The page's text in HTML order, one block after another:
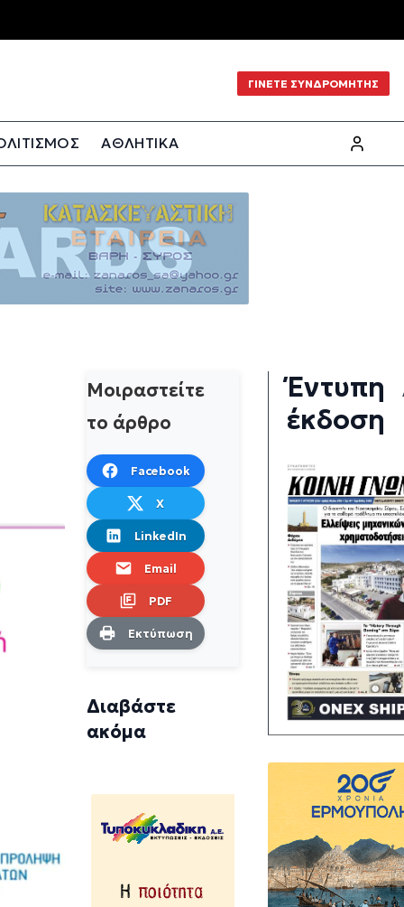
ΓΙΝΕΤΕ ΣΥΝΔΡΟΜΗΤΗΣ
ΑΘΛΗΤΙΚΑ
Μοιραστείτε
το άρθρο
Facebook
X
LinkedIn
Email
PDF
Εκτύπωση
Διαβάστε
ακόμα
Έντυπη
έκδοση